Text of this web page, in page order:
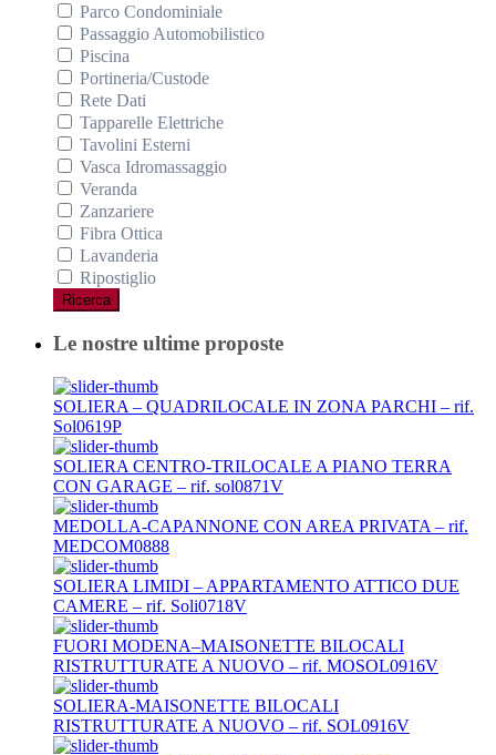
Parco Condominiale
Passaggio Automobilistico
Piscina
Portineria/Custode
Rete Dati
Tapparelle Elettriche
Tavolini Esterni
Vasca Idromassaggio
Veranda
Zanzariere
Fibra Ottica
Lavanderia
Ripostiglio
Ricerca
Le nostre ultime proposte
SOLIERA – QUADRILOCALE IN ZONA PARCHI – rif.
Sol0619P
SOLIERA CENTRO-TRILOCALE A PIANO TERRA
CON GARAGE – rif. sol0871V
MEDOLLA-CAPANNONE CON AREA PRIVATA – rif.
MEDCOM0888
SOLIERA LIMIDI – APPARTAMENTO ATTICO DUE
CAMERE – rif. Soli0718V
FUORI MODENA–MAISONETTE BILOCALI
RISTRUTTURATE A NUOVO – rif. MOSOL0916V
SOLIERA-MAISONETTE BILOCALI
RISTRUTTURATE A NUOVO – rif. SOL0916V